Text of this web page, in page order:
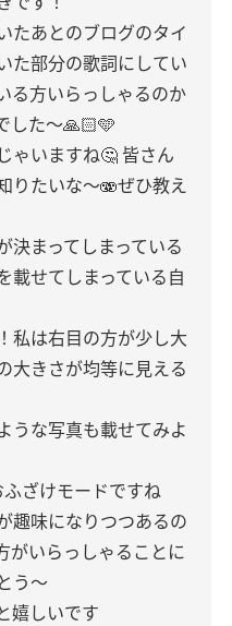
たあとのブログのタイ
た部分の歌詞にしてい
る方いらっしゃるのか
した〜🙏🏻🩵
ゃいますね🤔皆さん
りたいな〜🫨ぜひ教え
決まってしまっている
載せてしまっている自
私は右目の方が少し大
大きさが均等に見える
うな写真も載せてみよ
ざけモードですね
趣味になりつつあるの
がいらっしゃることに
う〜
嬉しいです